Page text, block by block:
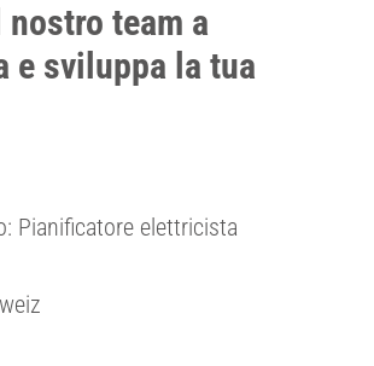
team a
e sviluppa la tua
Pianificatore elettricista